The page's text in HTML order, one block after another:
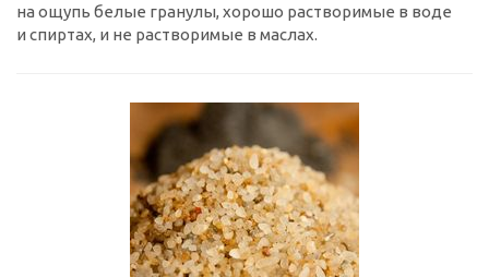
на ощупь белые гранулы, хорошо растворимые в воде
и спиртах, и не растворимые в маслах.